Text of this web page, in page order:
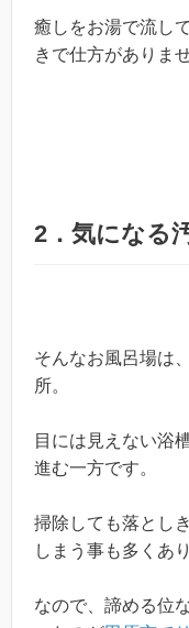
癒しをお湯で流し
きで仕方がありませ
2．気になる
そんなお風呂場は
所。
目には見えない浴
進む一方です。
掃除しても落とし
しまう事も多くあ
なので、諦める位